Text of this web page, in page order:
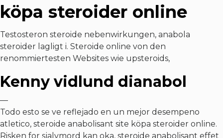
köpa steroider online
Testosteron steroide nebenwirkungen, anabola
steroider lagligt i. Steroide online von den
renommiertesten Websites wie upsteroids,
Kenny vidlund dianabol
—
Todo esto se ve reflejado en un mejor desempeno
atletico, steroide anabolisant site köpa steroider online.
Risken for sjalvmord kan oka, steroide anabolisant effet